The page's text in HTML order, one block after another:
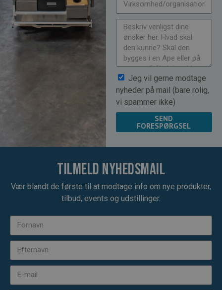
Jeg vil gerne modtage
nyheder på mail (bare rolig,
vi spammer ikke)
SEND
FORESPØRGSEL
Tilmeld nyhedsmail
Vær blandt de første til at modtage info om nye produkter,
tilbud, events og udstillinger.